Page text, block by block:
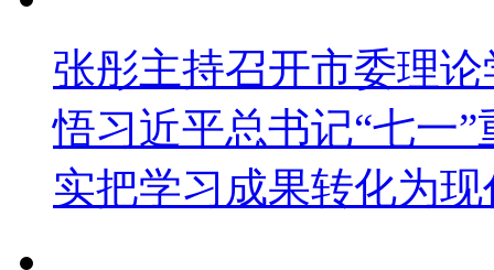
张彤主持召开市委理
悟习近平总书记“七一
实把学习成果转化为